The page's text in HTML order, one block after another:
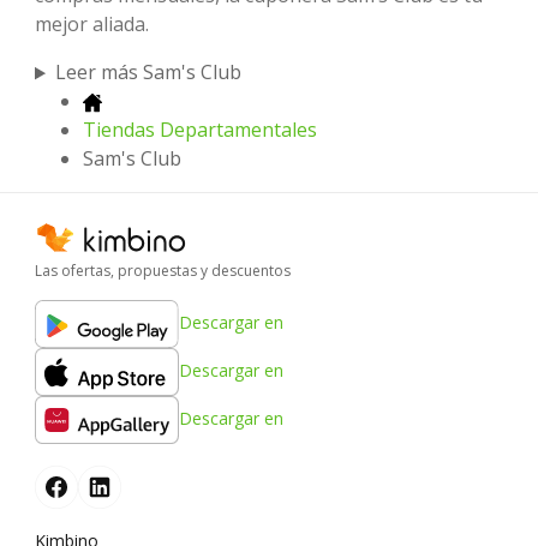
mejor aliada.
Leer más Sam's Club
Tiendas Departamentales
Sam's Club
Las ofertas, propuestas y descuentos
Descargar en
Descargar en
Descargar en
Kimbino